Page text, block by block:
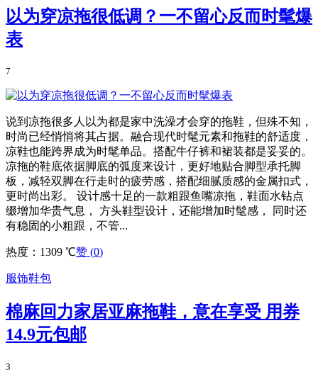
以为穿凉拖很低调？一不留心反而时髦爆
表
7
说到凉拖很多人以为都是家中洗澡才会穿的拖鞋，但殊不知，
时尚已经悄悄将其占据。融合现代时髦元素和拖鞋的舒适度，
凉鞋也能跨界成为时髦单品。搭配牛仔裤和裙装都是妥妥的。
凉拖的鞋底依据脚底的弧度来设计，更好地贴合脚型承托脚
板，减轻双脚在行走时的疲劳感，搭配细腻质感的金属扣式，
更时尚出彩。 设计感十足的一款粗跟鱼嘴凉拖，鞋面水钻点
缀增加华贵气息， 方头鞋型设计，还能增加时髦感， 同时还
有稳固的小粗跟，不管...
热度：1309 ℃赞 (0)
服饰鞋包
棉麻回力家居亚麻拖鞋，意在享受 用券
14.9元包邮
3